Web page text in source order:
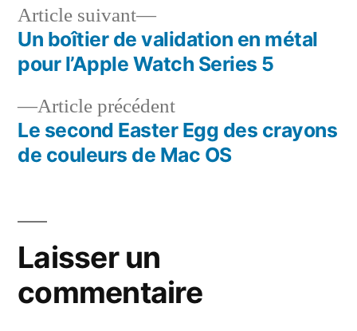
Navigation
l’article
Article précédentArticle
précédent :
Le second Easter Egg des crayons
de couleurs de Mac OS
Article suivant
Article
suivant :
Un boîtier de validation en métal
pour l’Apple Watch Series 5
Laisser un
commentaire